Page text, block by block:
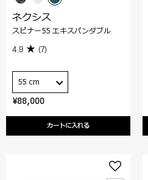
¥88,000
カートに入れる
ネクシス
スピナー55 エキスパンダブル
4.9 (7)
55 cm